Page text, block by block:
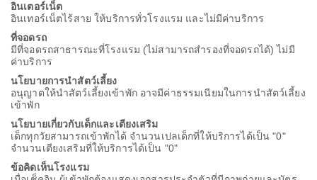
อินเตอร์เน็ต
อินเทอร์เน็ตไร้สาย ให้บริการทั่วโรงแรม และไม่มีค่าบริการ
ที่จอดรถ
มีที่จอดรถสาธารณะที่โรงแรม (ไม่สามารถสำรองที่จอดรถได้) ไม่มี
ค่าบริการ
นโยบายการนำสัตว์เลี้ยง
อนุญาตให้นำสัตว์เลี้ยงเข้าพัก อาจมีค่าธรรมเนียมในการนำสัตว์เลี้ยง
เข้าพัก
นโยบายเกี่ยวกับเด็กและเตียงเสริม
เด็กทุกวัยสามารถเข้าพักได้ จำนวนเปลเด็กที่ให้บริการได้เป็น "0"
จำนวนเตียงเสริมที่ให้บริการได้เป็น "0"
ข้อคิดเห็นโรงแรม